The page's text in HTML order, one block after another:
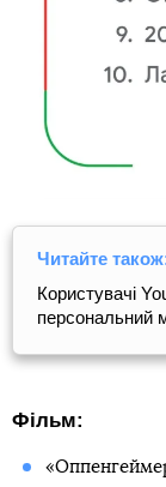
Читайте
Користувачі
персональний
Фільм: